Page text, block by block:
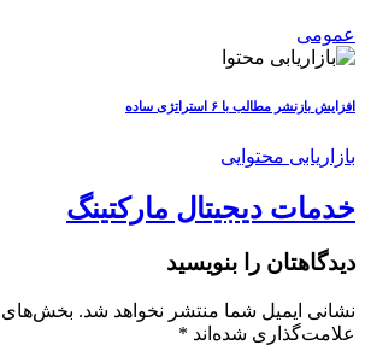
عمومی
افزایش بازنشر مطالب با ۶ استراتژی ساده
بازاریابی محتوایی
خدمات دیجیتال مارکتینگ
دیدگاهتان را بنویسید
نشانی ایمیل شما منتشر نخواهد شد. بخش‌های
علامت‌گذاری شده‌اند *